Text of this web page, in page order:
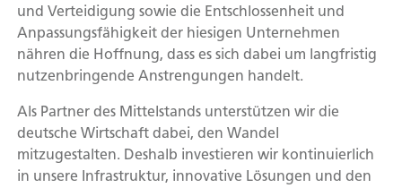
und Verteidigung sowie die Entschlossenheit und
Anpassungsfähigkeit der hiesigen Unternehmen
nähren die Hoffnung, dass es sich dabei um langfristig
nutzenbringende Anstrengungen handelt.
Als Partner des Mittelstands unterstützen wir die
deutsche Wirtschaft dabei, den Wandel
mitzugestalten. Deshalb investieren wir kontinuierlich
in unsere Infrastruktur, innovative Lösungen und den